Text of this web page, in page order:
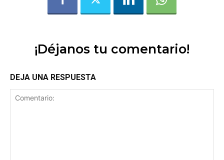
¡Déjanos tu comentario!
DEJA UNA RESPUESTA